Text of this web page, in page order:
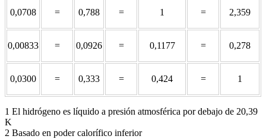
0,0708 = 0,788 = 1 = 2,359
0,00833 = 0,0926 = 0,1177 = 0,278
0,0300 = 0,333 = 0,424 = 1
1 El hidrógeno es líquido a presión atmosférica por debajo de 20,39
K
2 Basado en poder calorífico inferior